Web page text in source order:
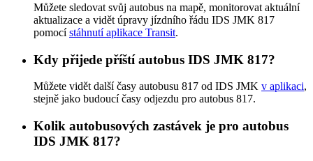
Můžete sledovat svůj autobus na mapě, monitorovat aktuální
aktualizace a vidět úpravy jízdního řádu IDS JMK 817
pomocístáhnutí aplikace Transit.
Kdy přijede příští autobus IDS JMK 817?
Můžete vidět další časy autobusu 817 od IDS JMK v aplikaci,
stejně jako budoucí časy odjezdu pro autobus 817.
Kolik autobusových zastávek je pro autobus
IDS JMK 817?